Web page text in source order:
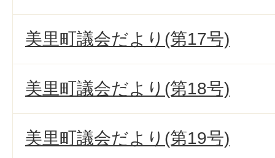
美里町議会だより(第17号)
美里町議会だより(第18号)
美里町議会だより(第19号)